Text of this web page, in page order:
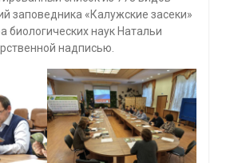
заповедника «Калужские засеки»
биологических наук Натальи
надписью.